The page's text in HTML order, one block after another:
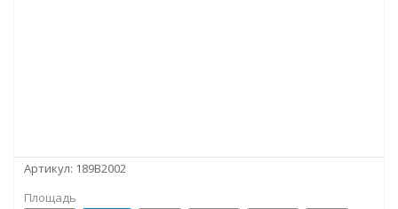
Артикул: 189B2002
Площадь